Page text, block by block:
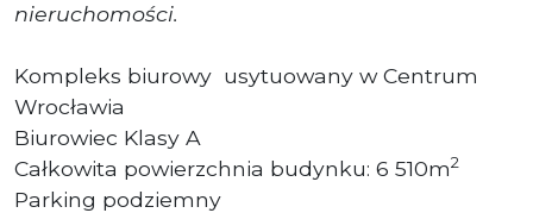
nieruchomości.
Kompleks biurowy usytuowany w Centrum
Wrocławia
Biurowiec Klasy A
Całkowita powierzchnia budynku: 6 510m2
Parking podziemny